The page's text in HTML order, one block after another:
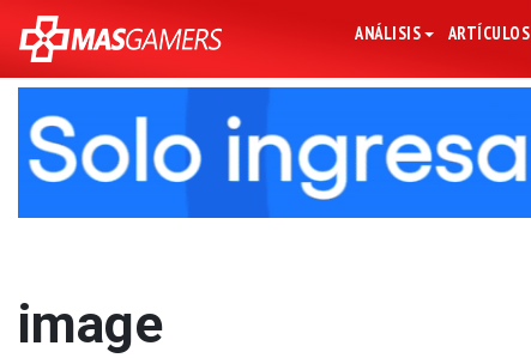
ANÁLISIS ARTÍCULOS
image